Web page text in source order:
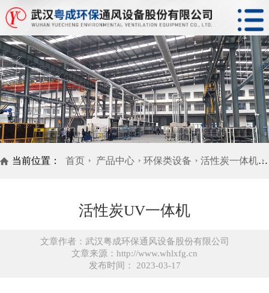
当前位置： 首页 产品中心 环保类设备 活性炭一体机
活性炭UV一体机
文章作者：武汉粤成环保通风设备股份有限公司
文章来源：http://www.whlxfg.cn
发布时间： 2023-03-17